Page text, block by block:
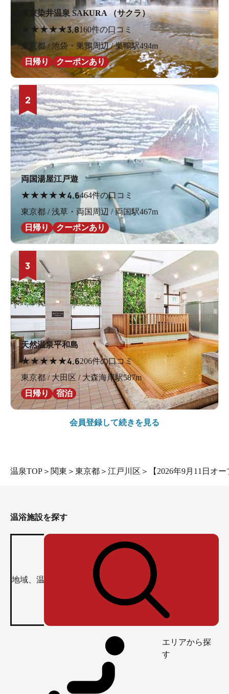
東京染井温泉 SAKURA （サクラ）
★★★★3.8160件の口コミ
東京都 / 池袋・巣鴨周辺 / 巣鴨駅494m
日帰り
クーポンあり
2
両国湯屋江戸遊
★★★★★4.6464件の口コミ
東京都 / 浅草・両国周辺 / 両国駅467m
日帰り
クーポンあり
3
天然温泉平和島
★★★★★4.6206件の口コミ
東京都 / 大田区 / 大森海岸駅587m
日帰り
宿泊
会員登録して続きを見る
温泉TOP ＞ 関東 ＞ 東京都 ＞ 江戸川区 ＞ 【2026年9月11日オ
温浴施設を探す
エリアから探
す